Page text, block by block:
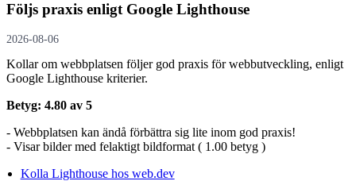
Följs praxis enligt Google Lighthouse
2026-08-06
Kollar om webbplatsen följer god praxis för webbutveckling, enligt
Google Lighthouse kriterier.
Betyg: 4.80 av 5
- Webbplatsen kan ändå förbättra sig lite inom god praxis!
- Visar bilder med felaktigt bildformat ( 1.00 betyg )
Kolla Lighthouse hos web.dev